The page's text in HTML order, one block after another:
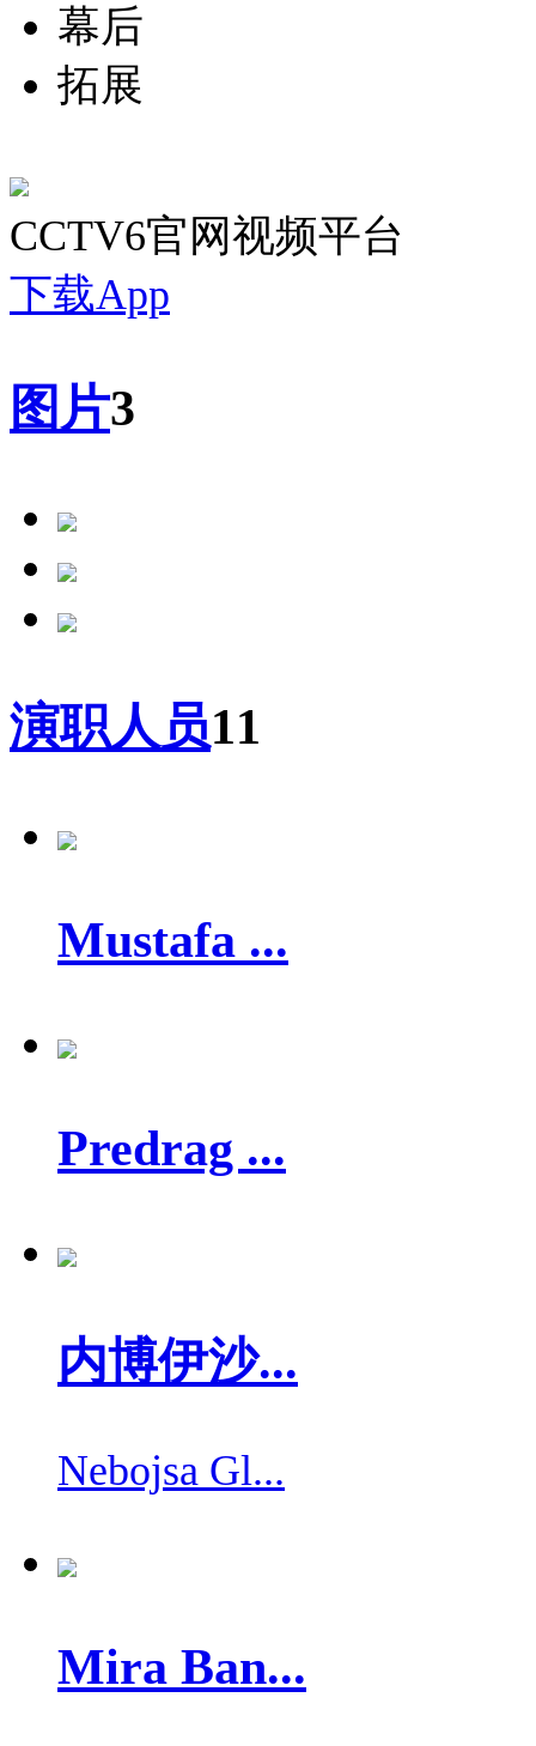
幕后
拓展
CCTV6官网视频平台
下载App
图片3
演职人员11
Mustafa ...
Predrag ...
内博伊沙...
Nebojsa Gl...
Mira Ban...